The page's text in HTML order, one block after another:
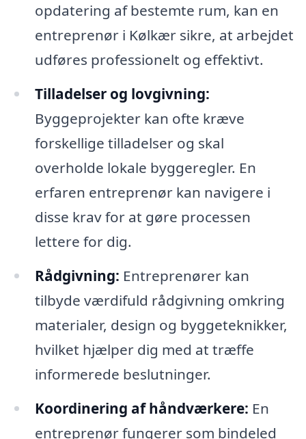
opdatering af bestemte rum, kan en
entreprenør i Kølkær sikre, at arbejdet
udføres professionelt og effektivt.
Tilladelser og lovgivning:
Byggeprojekter kan ofte kræve
forskellige tilladelser og skal
overholde lokale byggeregler. En
erfaren entreprenør kan navigere i
disse krav for at gøre processen
lettere for dig.
Rådgivning: Entreprenører kan
tilbyde værdifuld rådgivning omkring
materialer, design og byggeteknikker,
hvilket hjælper dig med at træffe
informerede beslutninger.
Koordinering af håndværkere: En
entreprenør fungerer som bindeled